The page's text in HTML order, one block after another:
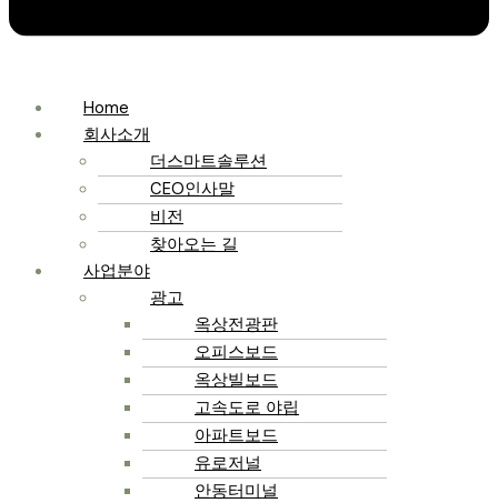
Home
회사소개
더스마트솔루션
CEO인사말
비전
찾아오는 길
사업분야
광고
옥상전광판
오피스보드
옥상빌보드
고속도로 야립
아파트보드
유로저널
안동터미널